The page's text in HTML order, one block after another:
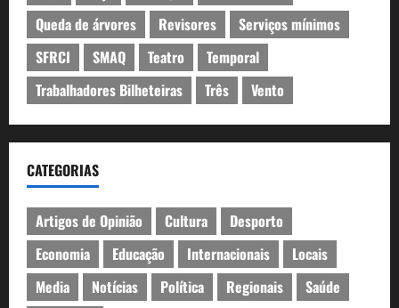
Queda de árvores
Revisores
Serviços mínimos
SFRCI
SMAQ Teatro
Temporal
Trabalhadores Bilheteiras
Três Vento
CATEGORIAS
Artigos de Opinião Cultura
Desporto
Economia
Educação Internacionais
Locais
Media
Notícias Política Regionais
Saúde